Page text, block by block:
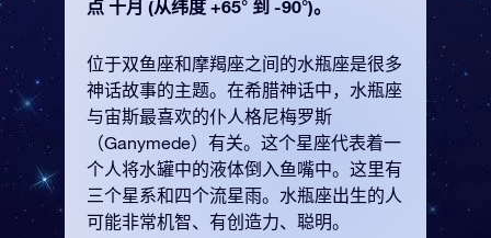
点 十月 (从纬度 +65° 到 -90°)。
位于双鱼座和摩羯座之间的水瓶座是很多
神话故事的主题。在希腊神话中，水瓶座
与宙斯最喜欢的仆人格尼梅罗斯
（Ganymede）有关。这个星座代表着一
个人将水罐中的液体倒入鱼嘴中。这里有
三个星系和四个流星雨。水瓶座出生的人
可能非常机智、有创造力、聪明。